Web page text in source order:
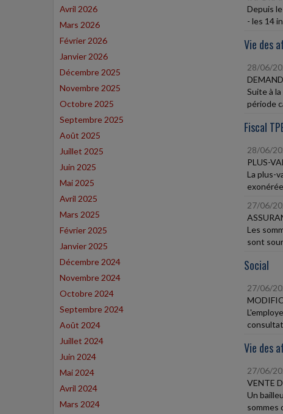
Avril 2026
Mars 2026
Février 2026
Janvier 2026
Décembre 2025
Novembre 2025
Octobre 2025
Septembre 2025
Août 2025
Juillet 2025
Juin 2025
Mai 2025
Avril 2025
Mars 2025
Février 2025
Janvier 2025
Décembre 2024
Novembre 2024
Octobre 2024
Septembre 2024
Août 2024
Juillet 2024
Juin 2024
Mai 2024
Avril 2024
Mars 2024
Depuis
- les 14
Vie des
28/06/
Suite à
période
Fiscal
28/06/
PLUS-
La plus-
27/06/
Les
sont
Social
27/06/
Vie des
27/06/
VENTE
Un
sommes